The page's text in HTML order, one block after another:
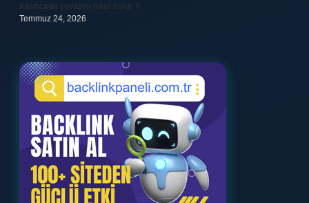
Karıncalar yuvasını nasıl bulur ?
Temmuz 24, 2026